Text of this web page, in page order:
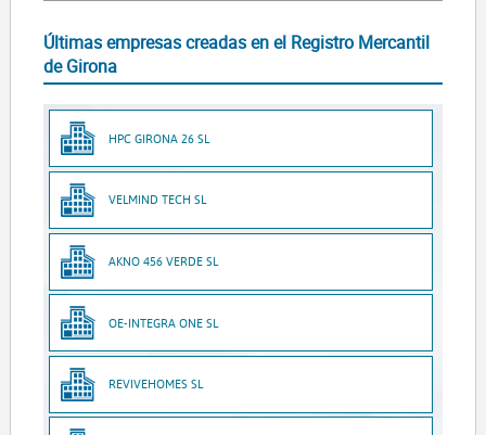
Últimas empresas creadas en el Registro Mercantil
de Girona
HPC GIRONA 26 SL
VELMIND TECH SL
AKNO 456 VERDE SL
OE-INTEGRA ONE SL
REVIVEHOMES SL